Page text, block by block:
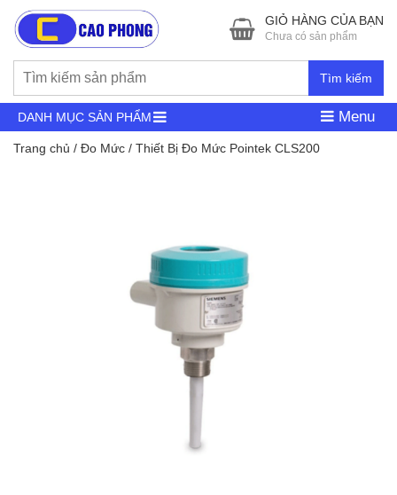
Tìm kiếm
GIỎ HÀNG CỦA BẠN
Chưa có sản phẩm
DANH MỤC SẢN PHẨM Menu
Trang chủ / Đo Mức / Thiết Bị Đo Mức Pointek CLS200